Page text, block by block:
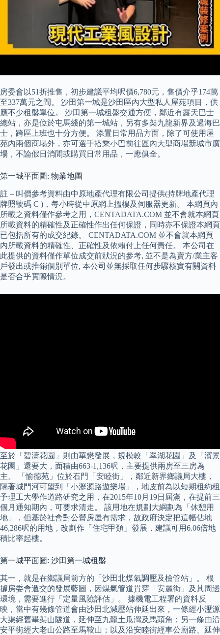
房委會以51折推售，初步建議平均呎價6,780元，售價介乎174萬
至337萬元之間。 沙田第一城是沙田區內大型私人屋苑項目，供
應不少租盤單位。 沙田第一城租盤交通方便，鄰近有露天巴士
總站，亦是位於屯馬綫的第一城站，另有多架九龍新界及過海巴
士，跨區上班也十分方便。 添置日常用品方面，除了可使用屋
苑內兩個商場外，亦可選手搭乘小巴前往區內大型商場新城市廣
場，不論假日消閒或購買日常用品，一應俱全。
第一城平面圖: 物業地圖
註 – 叫價參考資料由中原地產代理有限公司提供(持牌地產代理
牌照號碼 C )，每小時從中原網上搵樓及伺服器更新。 本網頁內
所載之資料僅作參考之用，CENTADATA.COM 並不會就本網頁
所載資料的精確性及正確性作出任何保證，同時亦不保證本網頁
已包括所有的成交紀錄。 CENTADATA.COM 並不會就本網頁
內所載資料的精確性、正確性及依賴付上任何責任。 本公司在
此提供的資料僅作單位成交前狀況的參考, 並不是為賣方/業主客
戶發出或推銷個別單位, 本公司並無採取任何步驟核實有關資料
是否合乎實際情況。
至於「碧濤花園」則由華懋發展，規模較「翠湖花園」及「濱景
花園」還要大，面積由663-1,136呎，主要提供兩房至三房為
主。 「愉德苑」位於石門「安睦街」，鄰近新界鄉議局大樓，
隔著城門河可望到「小瀝源路遊樂場」，地皮前為以短期租約租
予理工大學作道路研究之用，在2015年10月19日屆滿，在提前三
個月通知期內，可要求清走。 該用地在規劃大綱劃為「休憩用
地」，但基於社會對公營房屋有需求，故政府決定把這幅佔地
46,286呎的用地，改劃作「住宅甲類」發展，建議可用6.06倍地
積比率起樓。
第一城平面圖: 沙田第一城租盤
其一，就是在鄉議局前方的「沙田北煤氣調壓及檢管站」。 根
據房委會遞交的發展藍圖，因煤氣管道貫穿「安麗街」及其周邊
環境，需要進行「定量風險評估」。 據機電工程署的資料反
映，當中有幾條管道會由沙田北減壓站伸延出來，一條經小瀝源
大渠經舊畢架山隧道，延伸至九龍土瓜灣及馬頭角；另一條由沿
安平街經大老山公路至馬鞍山；以及沿安睦街經車公廟路、延伸